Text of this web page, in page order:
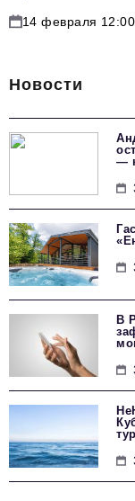
14 февраля 12:00
Новости
—
В